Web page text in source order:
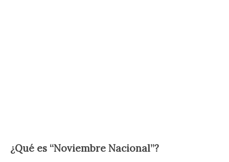
¿Qué es “Noviembre Nacional”?